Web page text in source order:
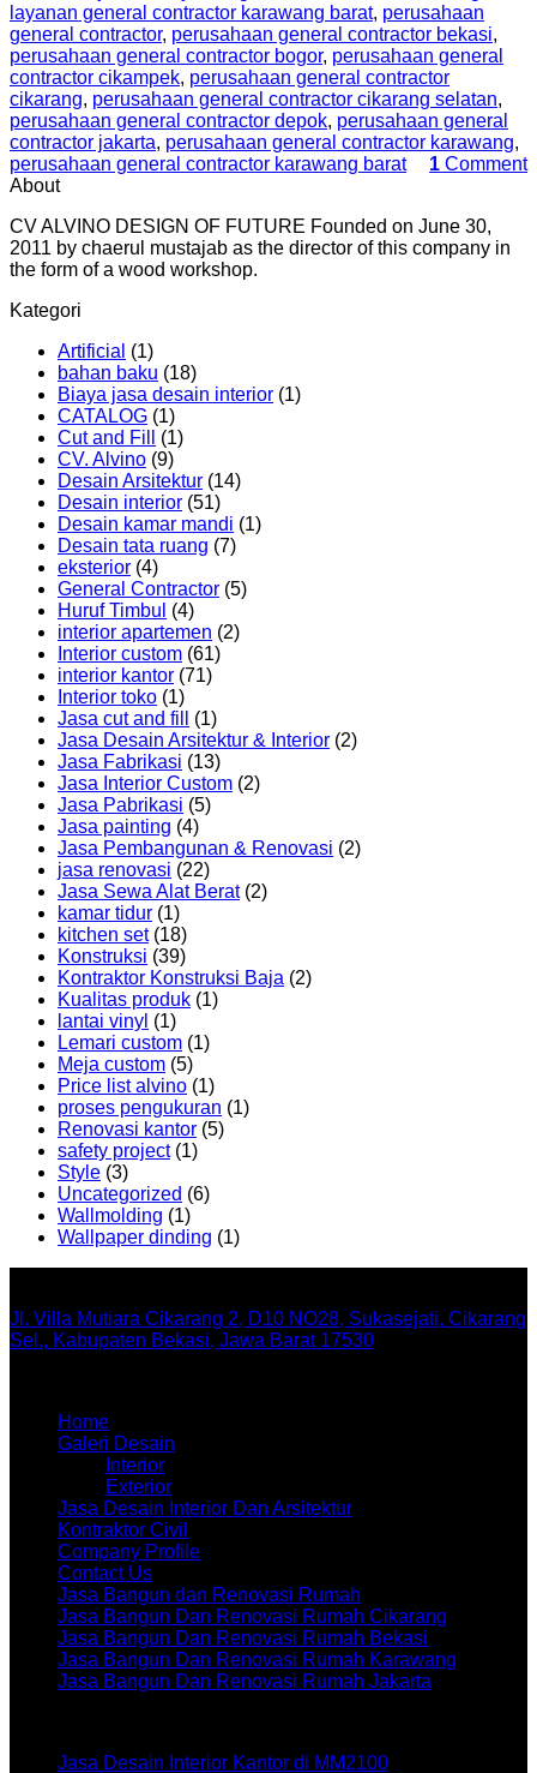
layanan general contractor karawang barat, perusahaan
general contractor, perusahaan general contractor bekasi,
perusahaan general contractor bogor, perusahaan general
contractor cikampek, perusahaan general contractor
cikarang, perusahaan general contractor cikarang selatan,
perusahaan general contractor depok, perusahaan general
contractor jakarta, perusahaan general contractor karawang,
perusahaan general contractor karawang barat
1 Comment
About
CV ALVINO DESIGN OF FUTURE Founded on June 30,
2011 by chaerul mustajab as the director of this company in
the form of a wood workshop.
Kategori
Artificial (1)
bahan baku (18)
Biaya jasa desain interior (1)
CATALOG (1)
Cut and Fill
(1)
CV. Alvino (9)
Desain Arsitektur (14)
Desain interior (51)
Desain kamar mandi (1)
Desain tata ruang (7)
eksterior (4)
General Contractor (5)
Huruf Timbul (4)
interior apartemen (2)
Interior custom (61)
interior kantor (71)
Interior toko (1)
Jasa cut and fill
(1)
Jasa Desain Arsitektur & Interior (2)
Jasa Fabrikasi (13)
Jasa Interior Custom (2)
Jasa Pabrikasi (5)
Jasa painting (4)
Jasa Pembangunan & Renovasi (2)
jasa renovasi (22)
Jasa Sewa Alat Berat(2)
kamar tidur (1)
kitchen set(18)
Konstruksi (39)
Kontraktor Konstruksi Baja (2)
Kualitas produk (1)
lantai vinyl (1)
Lemari custom (1)
Meja custom (5)
Price list alvino (1)
proses pengukuran (1)
Renovasi kantor (5)
safety project(1)
Style (3)
Uncategorized (6)
Wallmolding (1)
Wallpaper dinding (1)
Jl. Villa Mutiara Cikarang 2, D10 NO28, Sukasejati, Cikarang
Sel., Kabupaten Bekasi, Jawa Barat 17530
Home
Galeri Desain
Interior
Exterior
Jasa Desain Interior Dan Arsitektur
Kontraktor Civil
Company Profile
Contact Us
Jasa Bangun dan Renovasi Rumah
Jasa Bangun Dan Renovasi Rumah Cikarang
Jasa Bangun Dan Renovasi Rumah Bekasi
Jasa Bangun Dan Renovasi Rumah Karawang
Jasa Bangun Dan Renovasi Rumah Jakarta
Jasa Desain Interior Kantor di MM2100